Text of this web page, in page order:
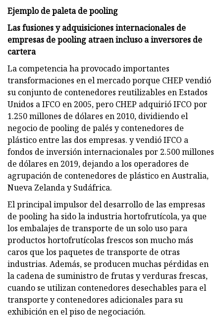
Ejemplo de paleta de pooling
Las fusiones y adquisiciones internacionales de
empresas de pooling atraen incluso a inversores de
cartera
La competencia ha provocado importantes
transformaciones en el mercado porque CHEP vendió
su conjunto de contenedores reutilizables en Estados
Unidos a IFCO en 2005, pero CHEP adquirió IFCO por
1.250 millones de dólares en 2010, dividiendo el
negocio de pooling de palés y contenedores de
plástico entre las dos empresas. y vendió IFCO a
fondos de inversión internacionales por 2.500 millones
de dólares en 2019, dejando a los operadores de
agrupación de contenedores de plástico en Australia,
Nueva Zelanda y Sudáfrica.
El principal impulsor del desarrollo de las empresas
de pooling ha sido la industria hortofrutícola, ya que
los embalajes de transporte de un solo uso para
productos hortofrutícolas frescos son mucho más
caros que los paquetes de transporte de otras
industrias. Además, se producen muchas pérdidas en
la cadena de suministro de frutas y verduras frescas,
cuando se utilizan contenedores desechables para el
transporte y contenedores adicionales para su
exhibición en el piso de negociación.